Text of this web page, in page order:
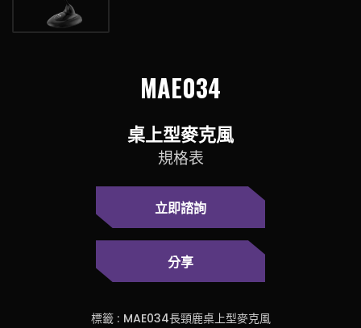
MAE034
桌上型麥克風
規格表
立即諮詢
分享
標籤 : MAE034長頸鹿桌上型麥克風